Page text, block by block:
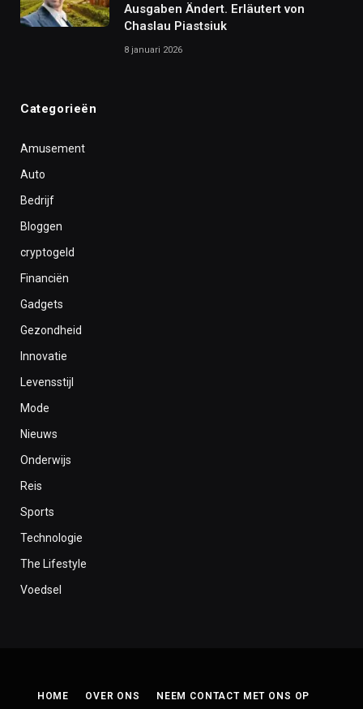
Ausgaben Ändert. Erläutert von
Chaslau Piastsiuk
8 januari 2026
Categorieën
Amusement
Auto
Bedrijf
Bloggen
cryptogeld
Financiën
Gadgets
Gezondheid
Innovatie
Levensstijl
Mode
Nieuws
Onderwijs
Reis
Sports
Technologie
The Lifestyle
Voedsel
HOME OVER ONS NEEM CONTACT MET ONS OP